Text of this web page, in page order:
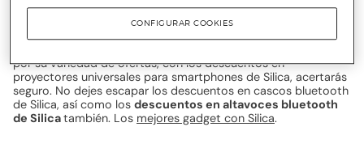
cuidado, resultan irresistibles para todo el público. Algo que
también tiene un gran éxito son los descuentos en cargadores
universales de Silica, para poder utilizar todos tus dispositivos
por su variedad de ofertas, con los descuentos en
proyectores universales para smartphones de Silica, acertarás
seguro. No dejes escapar los descuentos en cascos bluetooth
de Silica, así como los descuentos en altavoces bluetooth
de Silicatambién. Los mejores gadget con Silica.
CONFIGURAR COOKIES